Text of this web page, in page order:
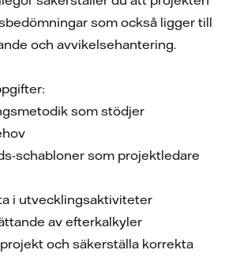
som också ligger till
och avvikelsehantering.
som stödjer
schabloner som projektledare
i utvecklingsaktiviteter
av efterkalkyler
och säkerställa korrekta